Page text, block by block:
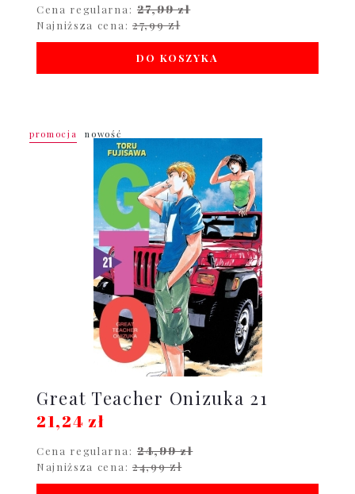
Cena regularna: 27,99 zł
Najniższa cena: 27,99 zł
DO KOSZYKA
Great Teacher Onizuka 21
21,24 zł
Cena regularna: 24,99 zł
Najniższa cena: 24,99 zł
promocja nowość